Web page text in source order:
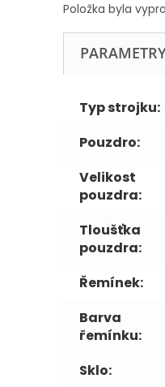
Položka byla
Typ strojku:
Pouzdro:
Velikost
pouzdra:
Tloušťka
pouzdra:
Řemínek:
Barva
řemínku:
Sklo: